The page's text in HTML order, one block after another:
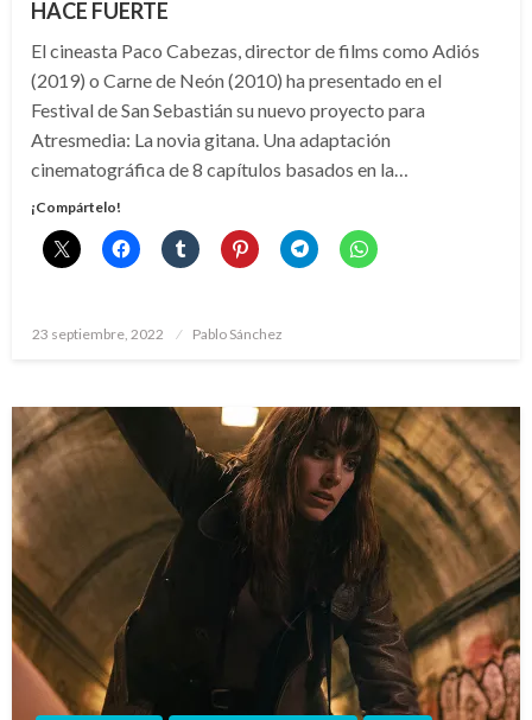
HACE FUERTE
El cineasta Paco Cabezas, director de films como Adiós
(2019) o Carne de Neón (2010) ha presentado en el
Festival de San Sebastián su nuevo proyecto para
Atresmedia: La novia gitana. Una adaptación
cinematográfica de 8 capítulos basados en la…
¡Compártelo!
Publicado
23 septiembre, 2022 Pablo Sánchez